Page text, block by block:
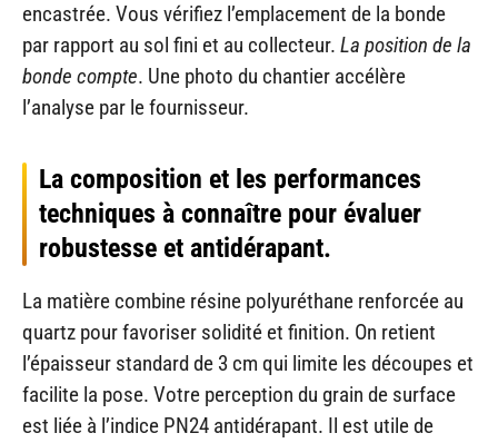
encastrée. Vous vérifiez l’emplacement de la bonde
par rapport au sol fini et au collecteur. La position de la
bonde compte. Une photo du chantier accélère
l’analyse par le fournisseur.
La composition et les performances
techniques à connaître pour évaluer
robustesse et antidérapant.
La matière combine résine polyuréthane renforcée au
quartz pour favoriser solidité et finition. On retient
l’épaisseur standard de 3 cm qui limite les découpes et
facilite la pose. Votre perception du grain de surface
est liée à l’indice PN24 antidérapant. Il est utile de